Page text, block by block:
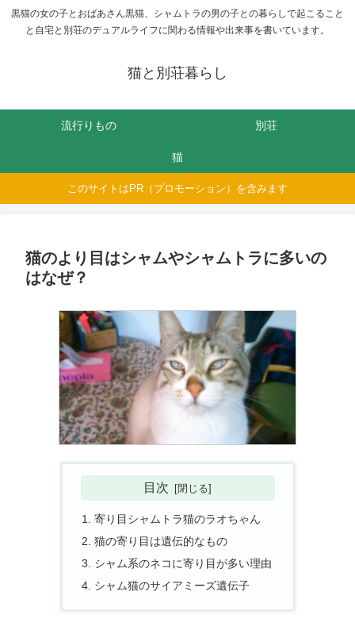
黒猫の女の子とおばあさん黒猫、シャムトラの男の子との暮らしで起こること
と自宅と別荘のデュアルライフに関わる情報や出来事を書いています。
猫と別荘暮らし
流行りもの 別荘
猫
このサイトはPR（プロモーション）を含みます
猫のより目はシャムやシャムトラに多いの
はなぜ？
目次
寄り目シャムトラ猫のラオちゃん
猫の寄り目は遺伝的なもの
シャム系のネコに寄り目が多い理由
シャム猫のサイアミーズ遺伝子